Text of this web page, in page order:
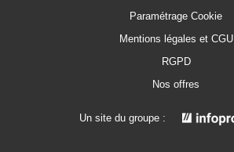
Paramétrage Cookie
Mentions légales et CGU
RGPD
Nos offres
Un site du groupe :